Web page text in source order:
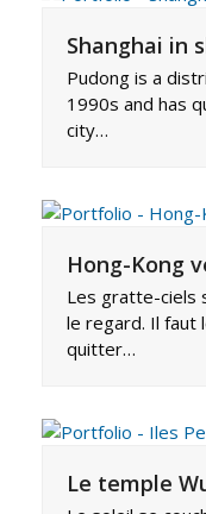
Shanghai in
Pudong is a
1990s and has
city…
Hong-Kong
Les gratte-ciels
le regard. Il faut
quitter…
Le temple